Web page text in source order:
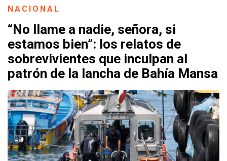
NACIONAL
“No llame a nadie, señora, si
estamos bien”: los relatos de
sobrevivientes que inculpan al
patrón de la lancha de Bahía Mansa